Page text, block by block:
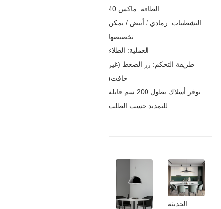
التشطيبات: رمادي / أبيض / يمكن
العملية: الطلاء
طريقة التحكم: زر الضغط (غير
خافت)
نوفر أسلاك بطول 200 سم قابلة
الحديثة